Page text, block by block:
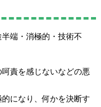
半端・消極的・技術不
責を感じないなどの悪
になり、何かを決断す